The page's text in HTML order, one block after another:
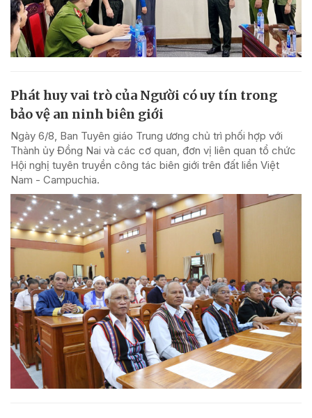
Phát huy vai trò của Người có uy tín trong
bảo vệ an ninh biên giới
Ngày 6/8, Ban Tuyên giáo Trung ương chủ trì phối hợp với
Thành ủy Đồng Nai và các cơ quan, đơn vị liên quan tổ chức
Hội nghị tuyên truyền công tác biên giới trên đất liền Việt
Nam - Campuchia.